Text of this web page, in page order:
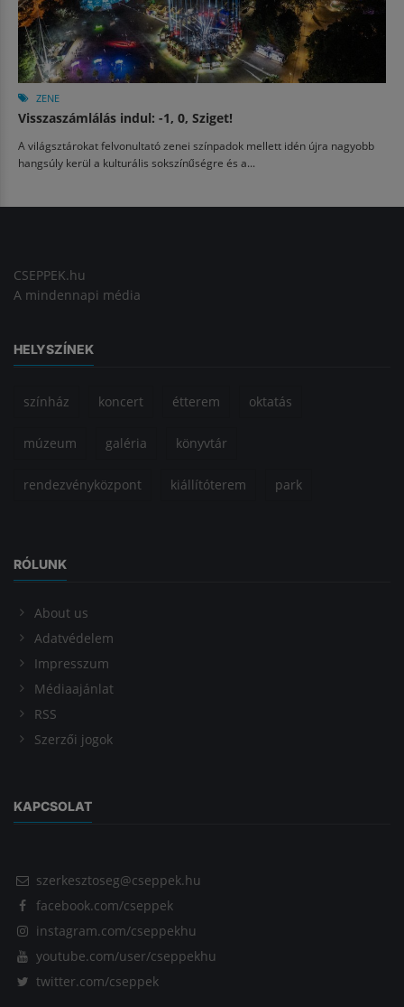
ZENE
Visszaszámlálás indul: -1, 0, Sziget!
A világsztárokat felvonultató zenei színpadok mellett idén újra nagyobb
hangsúly kerül a kulturális sokszínűségre és a...
CSEPPEK.hu
A mindennapi média
HELYSZÍNEK
színház koncert étterem oktatás
múzeum galéria könyvtár
rendezvényközpont kiállítóterem park
RÓLUNK
About us
Adatvédelem
Impresszum
Médiaajánlat
RSS
Szerzői jogok
KAPCSOLAT
szerkesztoseg@cseppek.hu
facebook.com/cseppek
instagram.com/cseppekhu
youtube.com/user/cseppekhu
twitter.com/cseppek